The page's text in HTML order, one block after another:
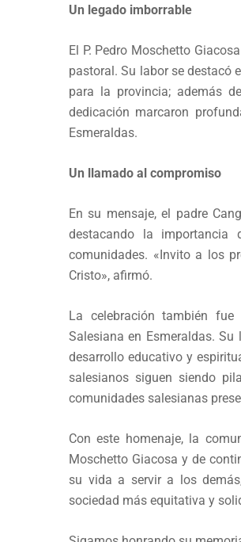
Un legado imborrable
El P. Pedro Moschetto
pastoral. Su labor se destacó
para la provincia; además
dedicación marcaron
Esmeraldas.
Un llamado al compromiso
En su mensaje, el padre
destacando la
comunidades. «Invito a los
Cristo», afirmó.
La celebración también
Salesiana en Esmeraldas.
desarrollo educativo y
salesianos siguen siendo
comunidades salesianas
Con este homenaje, la
Moschetto Giacosa y de
su vida a servir a los
sociedad más equitativa y